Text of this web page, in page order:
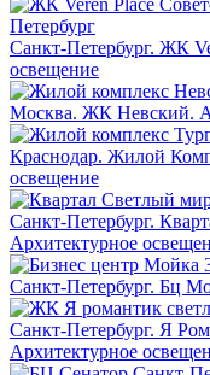
Санкт-Петербург. ЖК
освещение
Москва. ЖК Невский.
Краснодар. Жилой
освещение
Санкт-Петербург.
Архитектурное
Санкт-Петербург. Бц
Санкт-Петербург. Я
Архитектурное